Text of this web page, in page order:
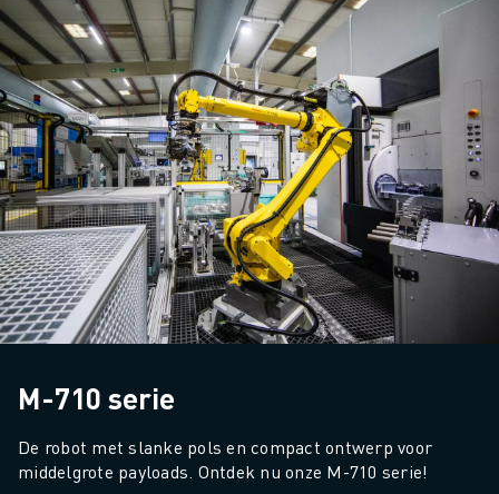
M-710 serie
De robot met slanke pols en compact ontwerp voor
middelgrote payloads. Ontdek nu onze M-710 serie!